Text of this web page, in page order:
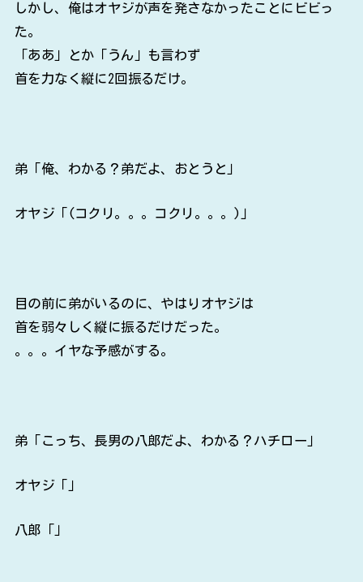
しかし、俺はオヤジが声を発さなかったことにビビっ
た。
「ああ」とか「うん」も言わず
首を力なく縦に2回振るだけ。
弟「俺、わかる？弟だよ、おとうと」
オヤジ「(コクリ。。。コクリ。。。)」
目の前に弟がいるのに、やはりオヤジは
首を弱々しく縦に振るだけだった。
。。。イヤな予感がする。
弟「こっち、長男の八郎だよ、わかる？ハチロー」
オヤジ「」
八郎「」